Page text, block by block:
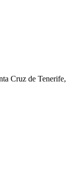
Cruz de Tenerife,